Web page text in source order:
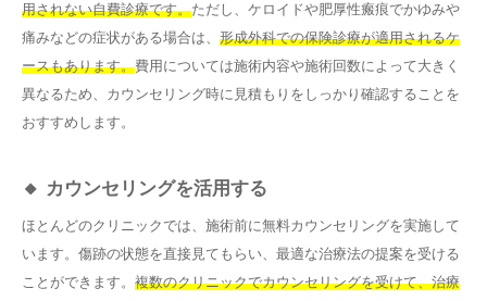
用されない自費診療です。ただし、ケロイドや肥厚性瘢痕でかゆみや
痛みなどの症状がある場合は、 形成外科での保険診療が適用されるケ
ースもあります。費用については施術内容や施術回数によって大きく
異なるため、カウンセリング時に見積もりをしっかり確認することを
おすすめします。
🔸 カウンセリングを活用する
ほとんどのクリニックでは、施術前に無料カウンセリングを実施して
います。傷跡の状態を直接見てもらい、最適な治療法の提案を受ける
ことができます。 複数のクリニックでカウンセリングを受けて、治療